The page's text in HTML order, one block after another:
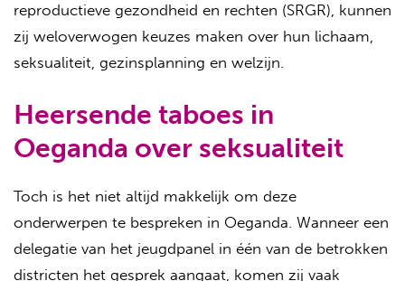
reproductieve gezondheid en rechten (SRGR), kunnen
zij weloverwogen keuzes maken over hun lichaam,
seksualiteit, gezinsplanning en welzijn.
Heersende taboes in
Oeganda over seksualiteit
Toch is het niet altijd makkelijk om deze
onderwerpen te bespreken in Oeganda. Wanneer een
delegatie van het jeugdpanel in één van de betrokken
districten het gesprek aangaat, komen zij vaak